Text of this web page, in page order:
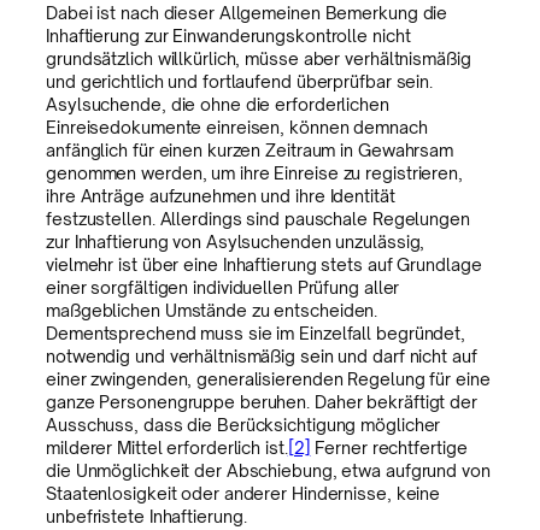
Dabei ist nach dieser Allgemeinen Bemerkung die
Inhaftierung zur Einwanderungskontrolle nicht
grundsätzlich willkürlich, müsse aber verhältnismäßig
und gerichtlich und fortlaufend überprüfbar sein.
Asylsuchende, die ohne die erforderlichen
Einreisedokumente einreisen, können demnach
anfänglich für einen kurzen Zeitraum in Gewahrsam
genommen werden, um ihre Einreise zu registrieren,
ihre Anträge aufzunehmen und ihre Identität
festzustellen. Allerdings sind pauschale Regelungen
zur Inhaftierung von Asylsuchenden unzulässig,
vielmehr ist über eine Inhaftierung stets auf Grundlage
einer sorgfältigen individuellen Prüfung aller
maßgeblichen Umstände zu entscheiden.
Dementsprechend muss sie im Einzelfall begründet,
notwendig und verhältnismäßig sein und darf nicht auf
einer zwingenden, generalisierenden Regelung für eine
ganze Personengruppe beruhen. Daher bekräftigt der
Ausschuss, dass die Berücksichtigung möglicher
milderer Mittel erforderlich ist. [2] Ferner rechtfertige
die Unmöglichkeit der Abschiebung, etwa aufgrund von
Staatenlosigkeit oder anderer Hindernisse, keine
unbefristete Inhaftierung.